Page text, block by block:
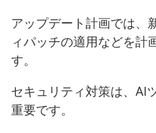
アップデート計画では、
ィパッチの適用などを計
す。
セキュリティ対策は、AI
重要です。